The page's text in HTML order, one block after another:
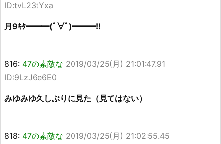
ID:tvL23tYxa
月9ｷﾀ━━━(ﾟ∀ﾟ)━━━!!
816: 47の素敵な 2019/03/25(月) 21:01:47.91
ID:9LzJ6e6E0
みゆみゆ久しぶりに見た（見てはない）
818: 47の素敵な 2019/03/25(月) 21:02:55.45